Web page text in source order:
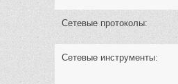
Сетевые протоколы:
Сетевые инструменты: